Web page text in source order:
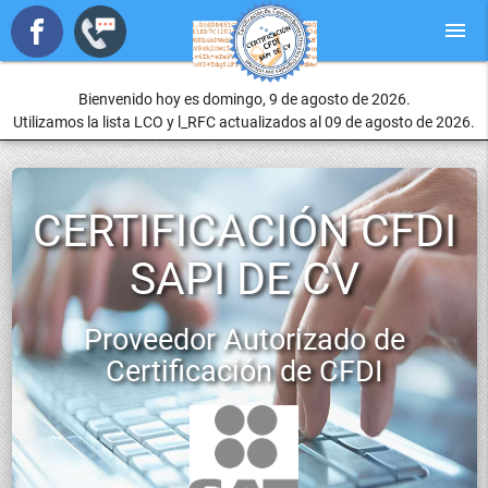
menu
Bienvenido hoy es domingo, 9 de agosto de 2026.
Utilizamos la lista LCO y l_RFC actualizados al 09 de agosto de 2026.
CERTIFICACIÓN CFDI
SAPI DE CV
Proveedor Autorizado de
Certificación de CFDI